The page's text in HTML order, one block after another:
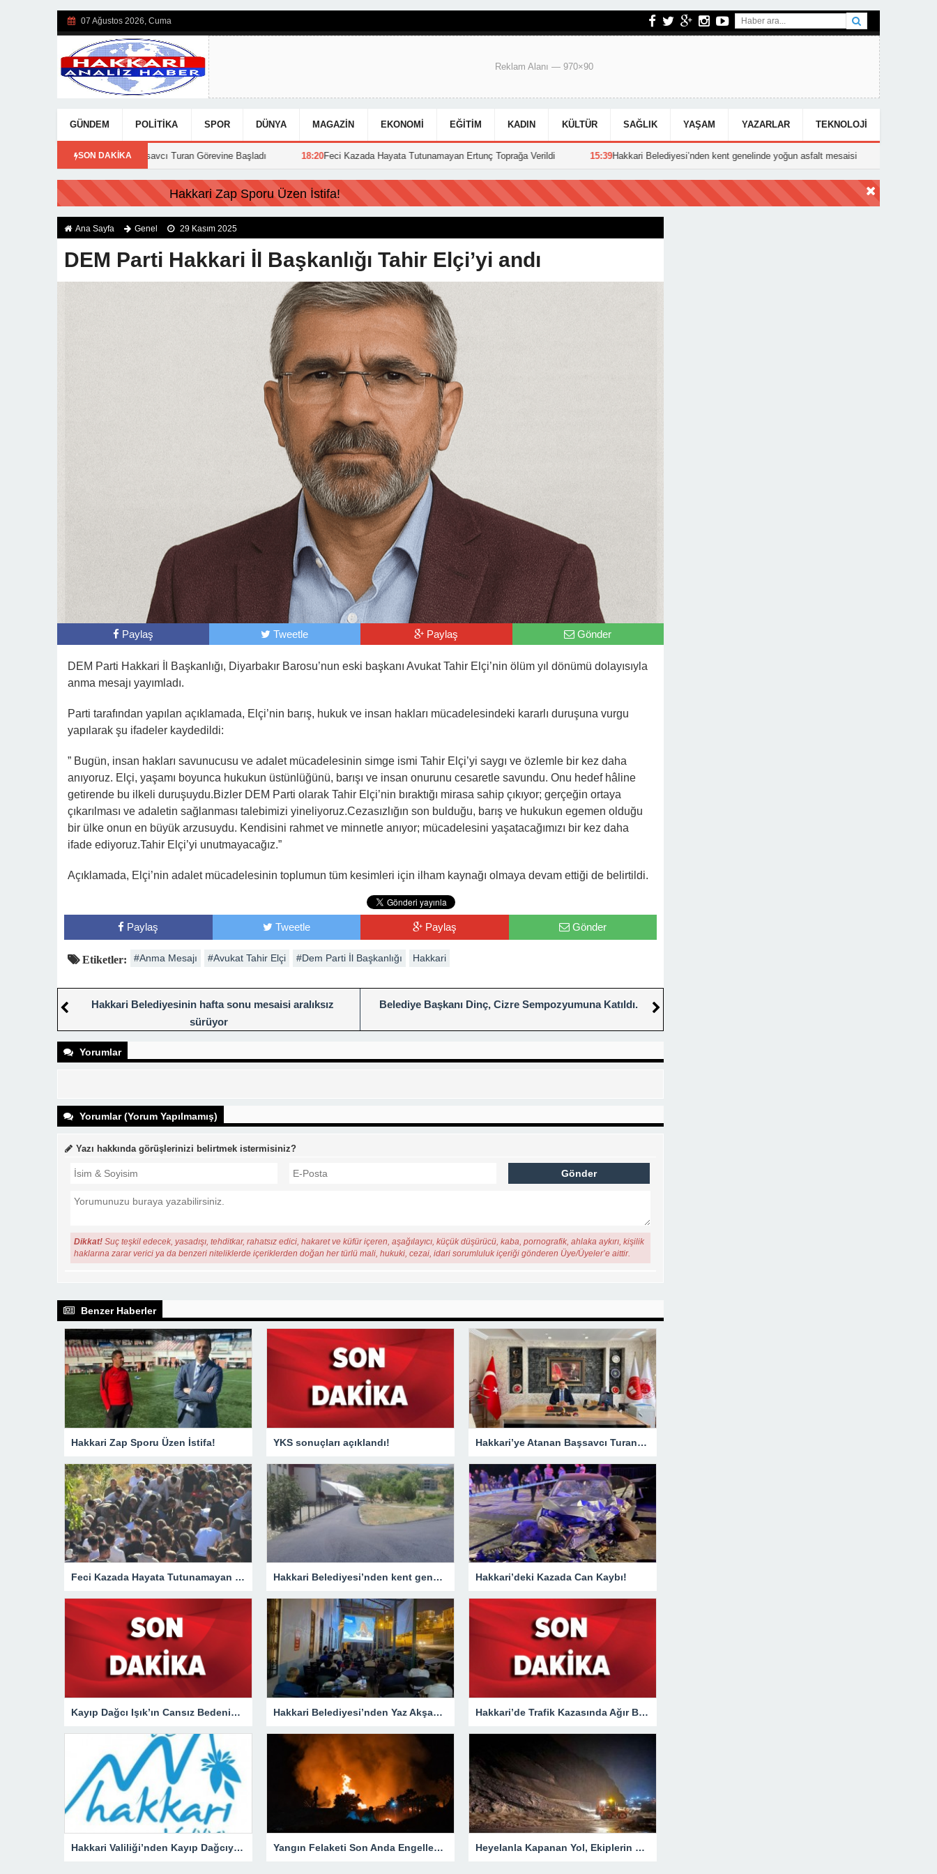
07 Ağustos 2026, Cuma
Reklam Alanı — 970×90
GÜNDEM POLITIKA SPOR DÜNYA MAGAZIN EKONOMI EĞITIM KADIN KÜLTÜR SAĞLIK YAŞAM YAZARLAR TEKNOLOJI
SON DAKİKA
Atanan Başsavcı Turan Görevine Başladı 18:20Feci Kazada Hayata Tutunamayan Ertunç Toprağa Verildi 15:39 Hakkari Belediyesi’nden kent genelinde yoğun asfalt mesaisi 15:25Hakkari’deki Kazada
FLAŞ HABER: Hakkari Zap Sporu Üzen İstifa!
Ana Sayfa Genel 29 Kasım 2025
DEM Parti Hakkari İl Başkanlığı Tahir Elçi’yi andı
Paylaş Tweetle Paylaş Gönder
DEM Parti Hakkari İl Başkanlığı, Diyarbakır Barosu’nun eski başkanı Avukat Tahir Elçi’nin ölüm yıl dönümü dolayısıyla
anma mesajı yayımladı.
Parti tarafından yapılan açıklamada, Elçi’nin barış, hukuk ve insan hakları mücadelesindeki kararlı duruşuna vurgu
yapılarak şu ifadeler kaydedildi:
” Bugün, insan hakları savunucusu ve adalet mücadelesinin simge ismi Tahir Elçi’yi saygı ve özlemle bir kez daha
anıyoruz. Elçi, yaşamı boyunca hukukun üstünlüğünü, barışı ve insan onurunu cesaretle savundu. Onu hedef hâline
getirende bu ilkeli duruşuydu.Bizler DEM Parti olarak Tahir Elçi’nin bıraktığı mirasa sahip çıkıyor; gerçeğin ortaya
çıkarılması ve adaletin sağlanması talebimizi yineliyoruz.Cezasızlığın son bulduğu, barış ve hukukun egemen olduğu
bir ülke onun en büyük arzusuydu. Kendisini rahmet ve minnetle anıyor; mücadelesini yaşatacağımızı bir kez daha
ifade ediyoruz.Tahir Elçi’yi unutmayacağız.”
Açıklamada, Elçi’nin adalet mücadelesinin toplumun tüm kesimleri için ilham kaynağı olmaya devam ettiği de belirtildi.
Paylaş Tweetle Paylaş Gönder
Etiketler: #Anma Mesajı #Avukat Tahir Elçi #Dem Parti İl Başkanlığı Hakkari
Hakkari Belediyesinin hafta sonu mesaisi aralıksız
sürüyor
Belediye Başkanı Dinç, Cizre Sempozyumuna Katıldı.
Yorumlar
Yorumlar (Yorum Yapılmamış)
Yazı hakkında görüşlerinizi belirtmek istermisiniz?
Dikkat! Suç teşkil edecek, yasadışı, tehditkar, rahatsız edici, hakaret ve küfür içeren, aşağılayıcı, küçük düşürücü, kaba, pornografik, ahlaka aykırı, kişilik
haklarına zarar verici ya da benzeri niteliklerde içeriklerden doğan her türlü mali, hukuki, cezai, idari sorumluluk içeriği gönderen Üye/Üyeler’e aittir.
Benzer Haberler
Hakkari Zap Sporu Üzen İstifa! YKS sonuçları açıklandı! Hakkari’ye Atanan Başsavcı Turan Görevine Başladı
Feci Kazada Hayata Tutunamayan Ertunç Toprağa Verildi Hakkari Belediyesi’nden kent genelinde yoğun asfalt mesaisi Hakkari’deki Kazada Can Kaybı!
Kayıp Dağcı Işık’ın Cansız Bedenine Ulaşıldı! Hakkari Belediyesi’nden Yaz Akşamlarına Sinema Etkinliği Hakkari’de Trafik Kazasında Ağır Bilanço!
Hakkari Valiliği’nden Kayıp Dağcıya İlişkin Açıklama! Yangın Felaketi Son Anda Engellendi! Heyelanla Kapanan Yol, Ekiplerin Müdahalesiyle Açıldı!